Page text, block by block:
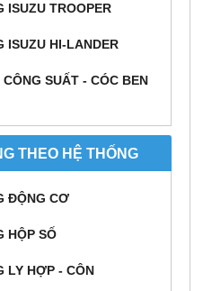
ISUZU TROOPER
ISUZU HI-LANDER
CÔNG SUẤT - CÓC BEN
THEO HỆ THỐNG
ĐỘNG CƠ
HỘP SỐ
LY HỢP - CÔN